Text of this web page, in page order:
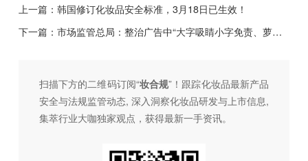
上一篇： 韩国修订化妆品安全标准，3月18日已生效！
下一篇： 市场监管总局：整治广告中“大字吸睛小字免责、萝卜坑式引证”等乱象！
扫描下方的二维码订阅“妆合规”！跟踪化妆品最新产品
安全与法规监管动态, 深入洞察化妆品研发与上市信息,
集萃行业大咖独家观点，获得最新一手资讯。